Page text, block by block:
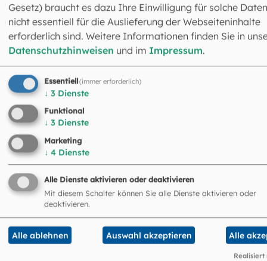
Hinweis: Bitte nutzen Sie für Ihre Rechnungen die
angegebene Rechnungsanschrift.
Versand der Rechnungen bitte ausschließlich per
rechnung@eomuc.de
Das könnte Sie auch
interessieren
© Robert Kiderle / EOM
Gesetz) braucht es dazu Ihre Einwilligung für solche
nicht essentiell für die Auslieferung der Webseiteninhalte
erforderlich sind. Weitere Informationen finden Sie in
Datenschutzhinweisen und im Impressum.
Essentiell(immer erforderlich)
↓ 3 Dienste
Funktional
↓ 3 Dienste
Marketing
↓ 4 Dienste
Alle Dienste aktivieren oder deaktivieren
Mit diesem Schalter können Sie alle Dienste aktivieren oder
deaktivieren.
Alle ablehnen Auswahl akzeptieren Alle
Realisiert